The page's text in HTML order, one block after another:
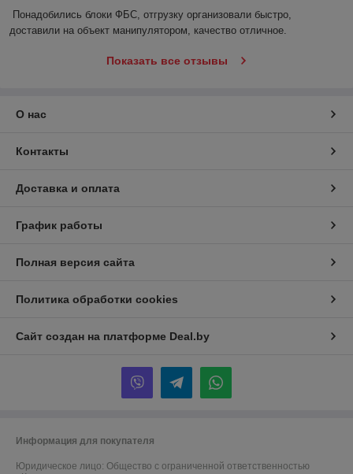
Понадобились блоки ФБС, отгрузку организовали быстро,
доставили на объект манипулятором, качество отличное.
Показать все отзывы
О нас
Контакты
Доставка и оплата
График работы
Полная версия сайта
Политика обработки cookies
Сайт создан на платформе Deal.by
Информация для покупателя
Юридическое лицо: Общество с ограниченной ответственностью